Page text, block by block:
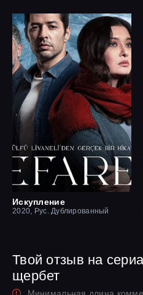
Искупление
2020, Рус. Дублированный
Твой отзыв на
щербет